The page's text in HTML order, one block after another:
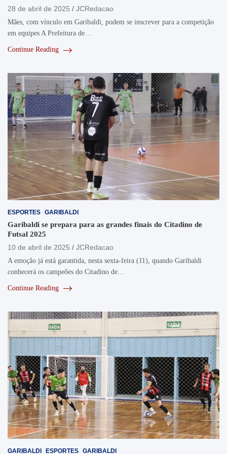
28 de abril de 2025 JCRedacao
Mães, com vínculo em Garibaldi, podem se inscrever para a competição
em equipes A Prefeitura de…
Continue Reading
ESPORTES GARIBALDI
Garibaldi se prepara para as grandes finais do Citadino de
Futsal 2025
10 de abril de 2025
JCRedacao
A emoção já está garantida, nesta sexta-feira (11), quando Garibaldi
conhecerá os campeões do Citadino de…
Continue Reading
GARIBALDI ESPORTES GARIBALDI